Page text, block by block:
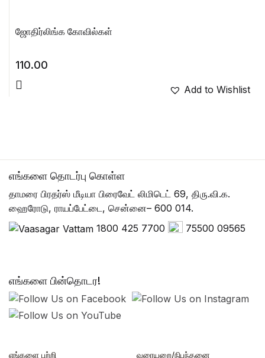
ஜோதிர்லிங்க கோவில்கள்
110.00
Add to Wishlist
எங்களை தொடர்பு கொள்ள
தாமரை பிரதர்ஸ் மீடியா பிரைவேட் லிமிடெட் 69, திரு.வி.க.
ஹைரோடு, ராயப்பேட்டை, சென்னை– 600 014.
1800 425 7700
75500 09565
எங்களை பின்தொடர!
எங்களை பற்றி வரையறை/நிபந்தனை